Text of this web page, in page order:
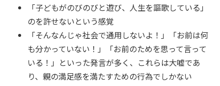
「子どもがのびのびと遊び、人生を謳歌している」
のを許せないという感覚
「そんなんじゃ社会で通用しないよ！」「お前は何
も分かっていない！」「お前のためを思って言って
いる！」といった発言が多く、これらは大嘘であ
り、親の満足感を満たすための行為でしかない